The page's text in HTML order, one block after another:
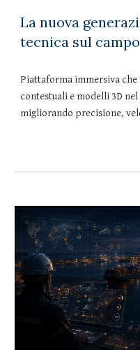
La nuova
tecnica sul campo
Piattaforma immersiva
contestuali e modelli 3D
migliorando precisione,